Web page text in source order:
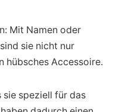
Mit Namen oder
sie nicht nur
hübsches Accessoire.
sie speziell für das